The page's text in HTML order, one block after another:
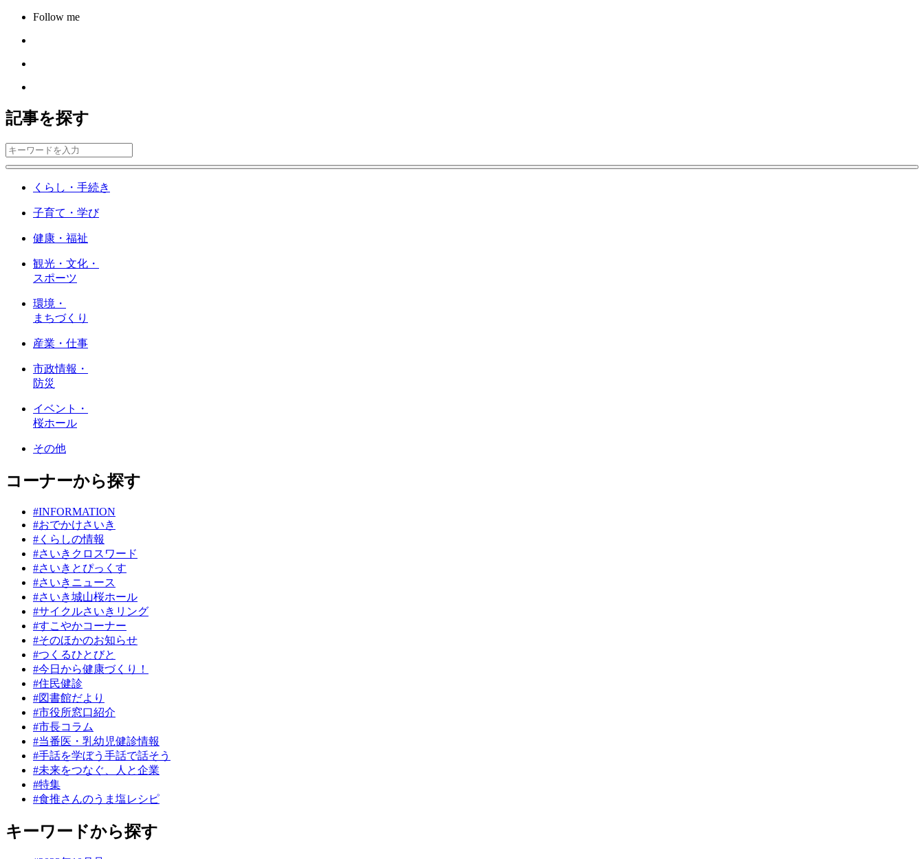
Follow me
記事を探す
くらし・手続き
子育て・学び
健康・福祉
観光・文化・
スポーツ
環境・
まちづくり
産業・仕事
市政情報・
防災
イベント・
桜ホール
その他
コーナーから探す
#INFORMATION
#おでかけさいき
#くらしの情報
#さいきクロスワード
#さいきとぴっくす
#さいきニュース
#さいき城山桜ホール
#サイクルさいきリング
#すこやかコーナー
#そのほかのお知らせ
#つくるひとびと
#今日から健康づくり！
#住民健診
#図書館だより
#市役所窓口紹介
#市長コラム
#当番医・乳幼児健診情報
#手話を学ぼう手話で話そう
#未来をつなぐ、人と企業
#特集
#食推さんのうま塩レシピ
キーワードから探す